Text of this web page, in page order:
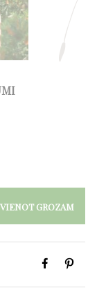
GROZAM